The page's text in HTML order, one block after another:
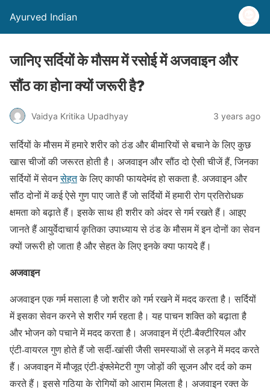
Ayurved Indian
जानिए सर्दियों के मौसम में रसोई में अजवाइन और
सौंठ का होना क्यों जरूरी है?
Vaidya Kritika Upadhyay 3 years ago
सर्दियों के मौसम में हमारे शरीर को ठंड और बीमारियों से बचाने के लिए कुछ
खास चीजों की जरूरत होती है। अजवाइन और सौंठ दो ऐसी चीजें हैं, जिनका
सर्दियों में सेवनसेहतके लिए काफी फायदेमंद हो सकता है. अजवाइन और
सौंठ दोनों में कई ऐसे गुण पाए जाते हैं जो सर्दियों में हमारी रोग प्रतिरोधक
क्षमता को बढ़ाते हैं। इसके साथ ही शरीर को अंदर से गर्म रखते हैं। आइए
जानते हैं आयुर्वेदाचार्य कृतिका उपाध्याय से ठंड के मौसम में इन दोनों का सेवन
क्यों जरूरी हो जाता है और सेहत के लिए इनके क्या फायदे हैं।
अजवाइन
अजवाइन एक गर्म मसाला है जो शरीर को गर्म रखने में मदद करता है। सर्दियों
में इसका सेवन करने से शरीर गर्म रहता है। यह पाचन शक्ति को बढ़ाता है
और भोजन को पचाने में मदद करता है। अजवाइन में एंटी-बैक्टीरियल और
एंटी-वायरल गुण होते हैं जो सर्दी-खांसी जैसी समस्याओं से लड़ने में मदद करते
हैं। अजवाइन में मौजूद एंटी-इंफ्लेमेटरी गुण जोड़ों की सूजन और दर्द को कम
करते हैं। इससे गठिया के रोगियों को आराम मिलता है। अजवाइन रक्त के